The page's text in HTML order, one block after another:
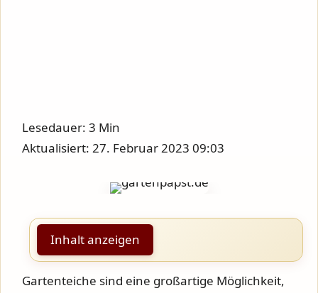
Lesedauer: 3 Min
Aktualisiert: 27. Februar 2023 09:03
Inhalt anzeigen
Gartenteiche sind eine großartige Möglichkeit,